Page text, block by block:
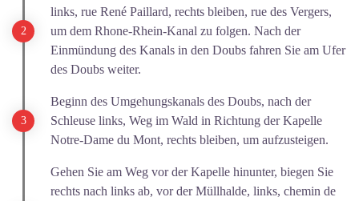
links, rue René Paillard, rechts bleiben, rue des Vergers,
um dem Rhone-Rhein-Kanal zu folgen. Nach der
Einmündung des Kanals in den Doubs fahren Sie am Ufer
des Doubs weiter.
Beginn des Umgehungskanals des Doubs, nach der
Schleuse links, Weg im Wald in Richtung der Kapelle
Notre-Dame du Mont, rechts bleiben, um aufzusteigen.
Gehen Sie am Weg vor der Kapelle hinunter, biegen Sie
rechts nach links ab, vor der Müllhalde, links, chemin de